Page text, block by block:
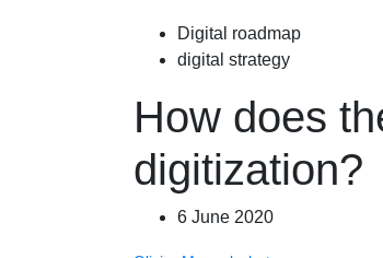
Digital roadmap
digital strategy
How does
digitization?
6 June 2020